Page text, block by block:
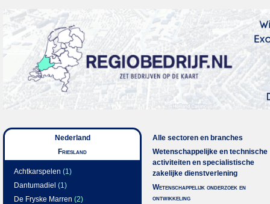
Nederland
Friesland
Achtkarspelen (1)
Dantumadiel (1)
De Fryske Marren (2)
Alle sectoren en branches
Wetenschappelijke en technische
activiteiten en specialistische
zakelijke dienstverlening
Wetenschappelijk onderzoek en
ontwikkeling